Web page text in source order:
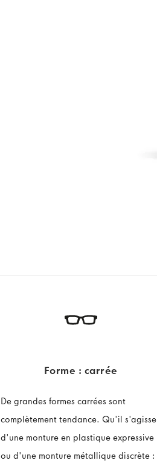
Forme : carrée
De grandes formes carrées sont
complètement tendance. Qu'il s'agisse
d'une monture en plastique expressive
ou d'une monture métallique discrète :